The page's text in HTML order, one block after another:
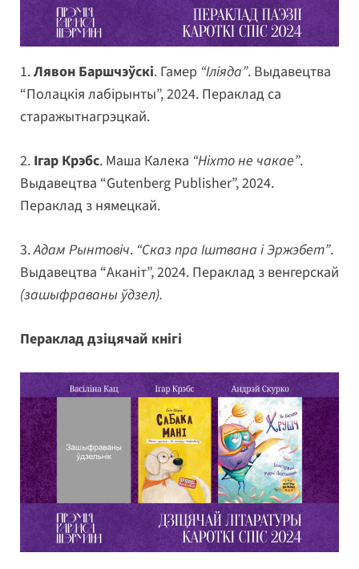
1.Лявон Баршчэўскі. Гамер “Іліяда”. Выдавецтва
“Полацкія лабірынты”, 2024. Пераклад са
старажытнагрэцкай.
2. Ігар Крэбс. Маша Калека “Ніхто не чакае”.
Выдавецтва “Gutenberg Publisher”, 2024.
Пераклад з нямецкай.
3.Адам Рынтовіч. “Сказ пра Іштвана і Эржэбет”.
Выдавецтва “Аканіт”, 2024. Пераклад з венгерскай
(зашыфраваны ўдзел).
Пераклад дзіцячай кнігі